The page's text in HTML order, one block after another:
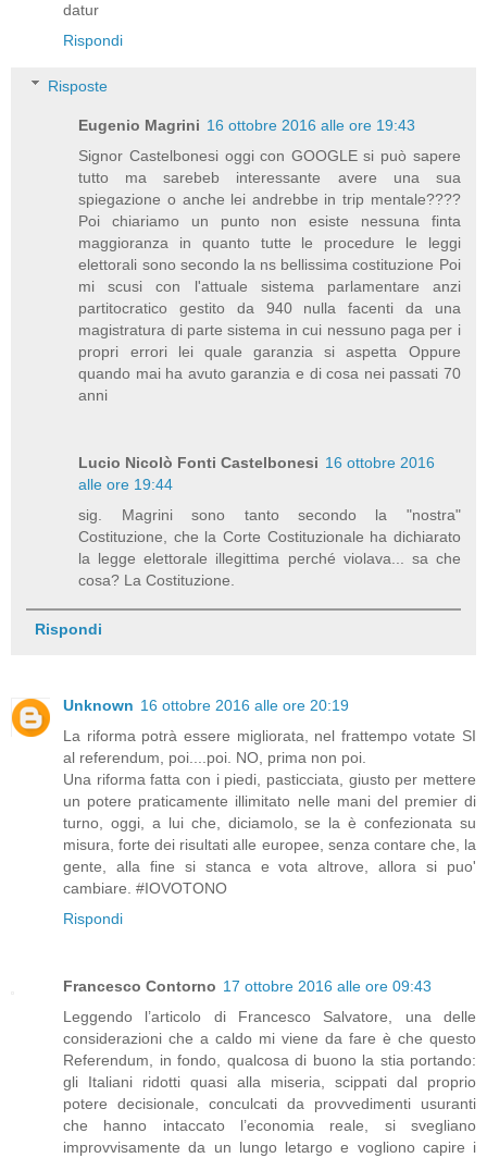
datur
Rispondi
Risposte
Eugenio Magrini 16 ottobre 2016 alle ore 19:43
Signor Castelbonesi oggi con GOOGLE si può sapere
tutto ma sarebeb interessante avere una sua
spiegazione o anche lei andrebbe in trip mentale????
Poi chiariamo un punto non esiste nessuna finta
maggioranza in quanto tutte le procedure le leggi
elettorali sono secondo la ns bellissima costituzione Poi
mi scusi con l'attuale sistema parlamentare anzi
partitocratico gestito da 940 nulla facenti da una
magistratura di parte sistema in cui nessuno paga per i
propri errori lei quale garanzia si aspetta Oppure
quando mai ha avuto garanzia e di cosa nei passati 70
anni
Lucio Nicolò Fonti Castelbonesi 16 ottobre 2016
alle ore 19:44
sig. Magrini sono tanto secondo la "nostra"
Costituzione, che la Corte Costituzionale ha dichiarato
la legge elettorale illegittima perché violava... sa che
cosa? La Costituzione.
Rispondi
Unknown 16 ottobre 2016 alle ore 20:19
La riforma potrà essere migliorata, nel frattempo votate SI
al referendum, poi....poi. NO, prima non poi.
Una riforma fatta con i piedi, pasticciata, giusto per mettere
un potere praticamente illimitato nelle mani del premier di
turno, oggi, a lui che, diciamolo, se la è confezionata su
misura, forte dei risultati alle europee, senza contare che, la
gente, alla fine si stanca e vota altrove, allora si puo'
cambiare. #IOVOTONO
Rispondi
Francesco Contorno 17 ottobre 2016 alle ore 09:43
Leggendo l’articolo di Francesco Salvatore, una delle
considerazioni che a caldo mi viene da fare è che questo
Referendum, in fondo, qualcosa di buono la stia portando:
gli Italiani ridotti quasi alla miseria, scippati dal proprio
potere decisionale, conculcati da provvedimenti usuranti
che hanno intaccato l’economia reale, si svegliano
improvvisamente da un lungo letargo e vogliono capire i